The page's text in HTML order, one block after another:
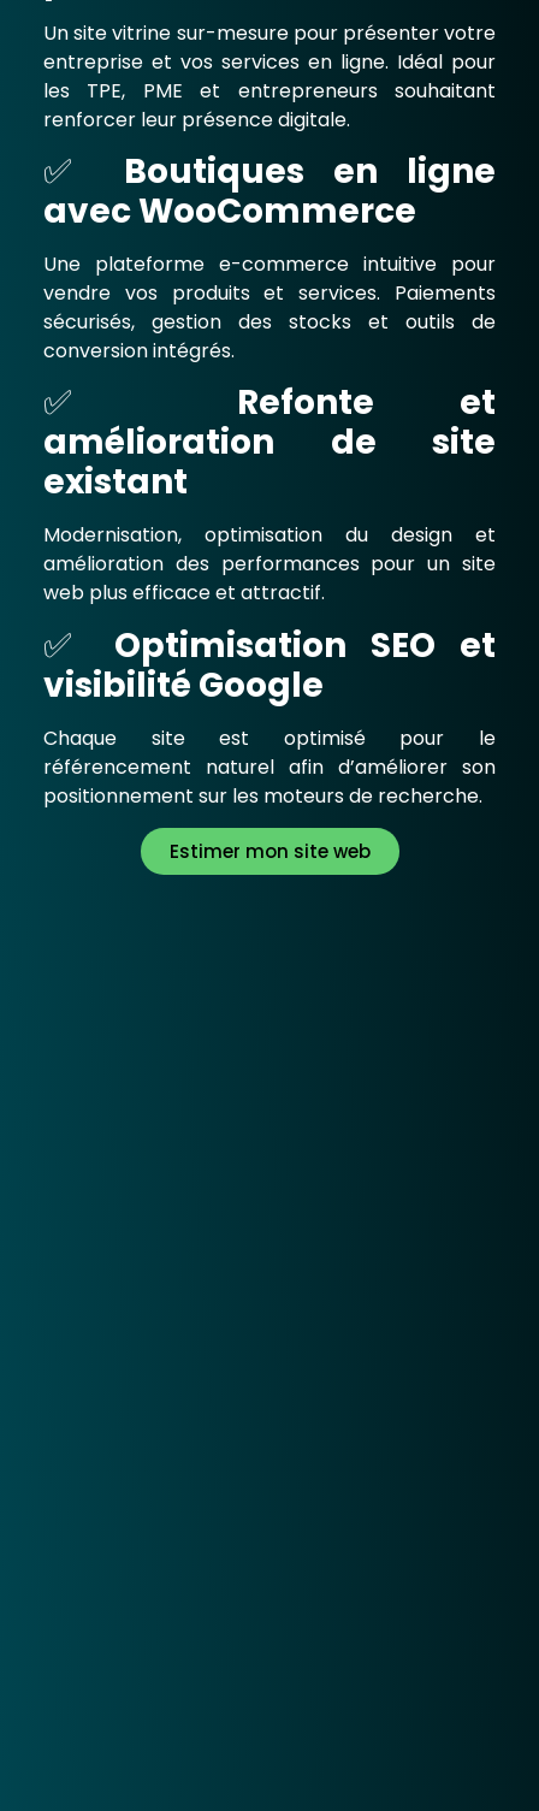
Un site vitrine sur-mesure pour présenter votre
entreprise et vos services en ligne. Idéal pour
les TPE, PME et entrepreneurs souhaitant
renforcer leur présence digitale.
✅ Boutiques en ligne
avec WooCommerce
Une plateforme e-commerce intuitive pour
vendre vos produits et services. Paiements
sécurisés, gestion des stocks et outils de
conversion intégrés.
✅ Refonte et
amélioration de site
existant
Modernisation, optimisation du design et
amélioration des performances pour un site
web plus efficace et attractif.
✅ Optimisation SEO et
visibilité Google
Chaque site est optimisé pour le
référencement naturel afin d’améliorer son
positionnement sur les moteurs de recherche.
Estimer mon site web